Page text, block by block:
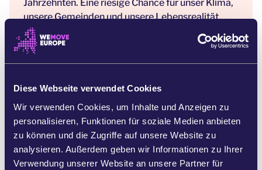
Diese Webseite verwendet Cookies
Wir verwenden Cookies, um Inhalte und Anzeigen zu
personalisieren, Funktionen für soziale Medien anbieten
zu können und die Zugriffe auf unsere Website zu
analysieren. Außerdem geben wir Informationen zu Ihrer
Verwendung unserer Website an unsere Partner für
Jahrzehnten. Eine riesige Chance für unser Klima,
unsere Gemeinden und unsere Lebensrealität.
Aber: Wenn wir nicht aufpassen, fließt das Geld in
die falschen Projekte – in Straßenneubau, fossile
verbrannt werden. Wir brauchen
Zukunftsinvestitionen, die unser Leben besser
und klimafreundlicher machen – gerade für junge
Menschen! Für modernen ÖPNV statt Stau. Für
neue Wärmenetze statt Gasabhängigkeit. Für